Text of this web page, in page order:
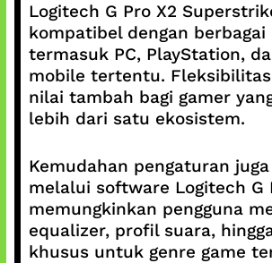
Logitech G Pro X2
kompatibel dengan
termasuk PC, PlayStation,
mobile tertentu.
nilai tambah bagi gamer
lebih dari satu ekosistem.
Kemudahan pengaturan
melalui software Logitech G
memungkinkan pengguna
equalizer, profil suara,
khusus untuk genre game